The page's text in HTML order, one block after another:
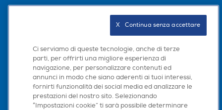
Scarica la nostra app
Ci serviamo di queste tecnologie, anche di terze
parti, per offrirti una migliore esperienza di
navigazione, per personalizzare contenuti ed
annunci in modo che siano aderenti ai tuoi interessi,
fornirti funzionalità dei social media ed analizzare le
prestazioni del nostro sito. Selezionando
“Impostazioni cookie” ti sarà possibile determinare
X   Continua senza accettare